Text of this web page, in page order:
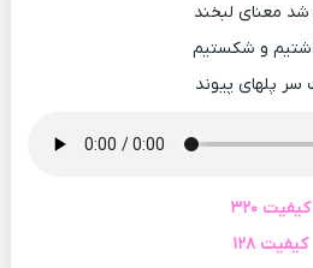
شد معنای لبخند
و شکستیم
پلهای پیوند
کیفیت ۳۲۰
کیفیت ۱۲۸